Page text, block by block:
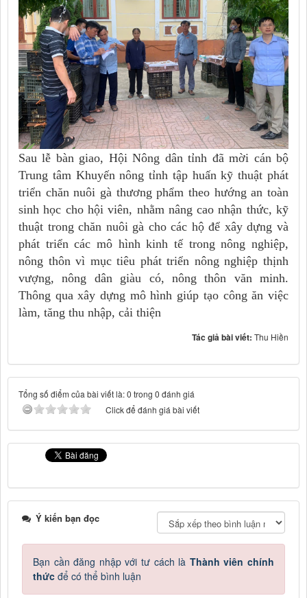
Sau lễ bàn giao, Hội Nông dân tỉnh đã mời cán bộ
Trung tâm Khuyến nông tỉnh tập huấn kỹ thuật phát
triển chăn nuôi gà thương phẩm theo hướng an toàn
sinh học cho hội viên, nhằm nâng cao nhận thức, kỹ
thuật trong chăn nuôi gà cho các hộ để xây dựng và
phát triển các mô hình kinh tế trong nông nghiệp,
nông thôn vì mục tiêu phát triển nông nghiệp thịnh
vượng, nông dân giàu có, nông thôn văn minh.
Thông qua xây dựng mô hình giúp tạo công ăn việc
làm, tăng thu nhập, cải thiện
Tác giả bài viết: Thu Hiền
Tổng số điểm của bài viết là: 0 trong 0 đánh giá
Click để đánh giá bài viết
Ý kiến bạn đọc
Bạn cần đăng nhập với tư cách là Thành viên chính
thức để có thể bình luận